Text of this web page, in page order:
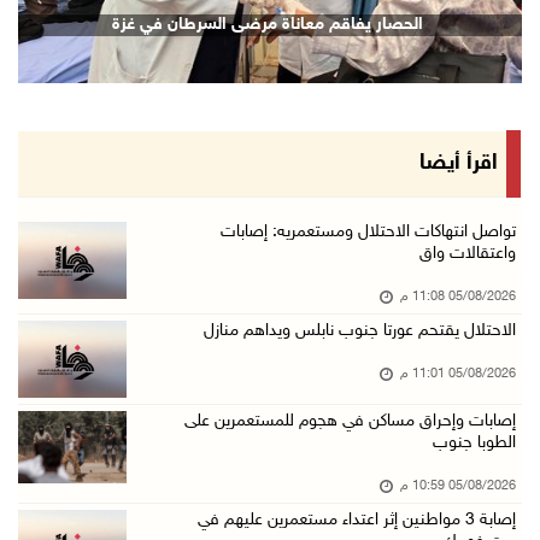
05/آب/2026 08:47 م
قوات الاحتلال تنصب حاجزا عسكريا شرق بيت لحم
الرئيس يقلد عائلة القائد الوطني الراحل أحمد ع ...
باسم الرئيس: وزير الداخلية يمنح العميد جيسون ...
الاحتلال يقتحم كفر مالك ودير جرير ومستعمرون ي ...
"التربية" تخرج الفوج الأول من مدربي المعلمين ...
05/آب/2026 06:44 م
05/آب/2026 06:43 م
الهلال الأحمر: 8 إصابات إثر اعتداء الاحتلال ...
وقفة بغزة للمطالبة بتمكين الطلبة من السفر
اقرأ أيضا
تواصل انتهاكات الاحتلال ومستعمريه: إصابات
واعتقالات واق
05/08/2026 11:08 م
الاحتلال يقتحم عورتا جنوب نابلس ويداهم منازل
05/08/2026 11:01 م
إصابات وإحراق مساكن في هجوم للمستعمرين على
الطوبا جنوب
05/08/2026 10:59 م
إصابة 3 مواطنين إثر اعتداء مستعمرين عليهم في